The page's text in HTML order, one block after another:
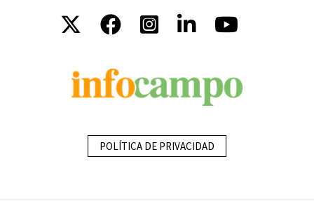
POLÍTICA DE PRIVACIDAD